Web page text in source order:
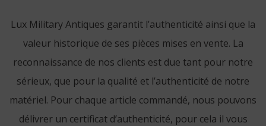
Lux Military Antiques garantit l’authenticité ainsi que la
valeur historique de ses pièces mises en vente. La
reconnaissance de nos clients est due tant pour notre
sérieux, que pour la qualité et l’authenticité de notre
matériel. Pour chaque article commandé, nous pouvons
délivrer un certificat d’authenticité, pour cela il vous